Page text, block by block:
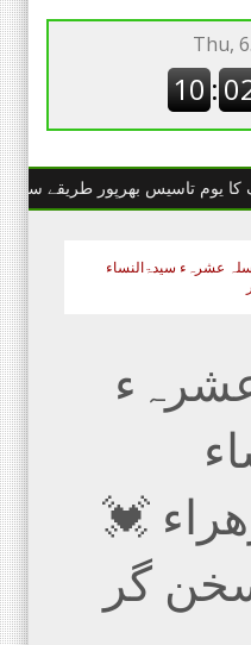
بھرپور طریقے سے منایا گیا۔
عشرہء سیدۃالنساء
💓
گر